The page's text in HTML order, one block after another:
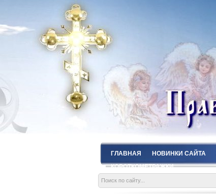
ГЛАВНАЯ НОВИНКИ САЙТА
КОРОТКОМЕТРАЖКИ